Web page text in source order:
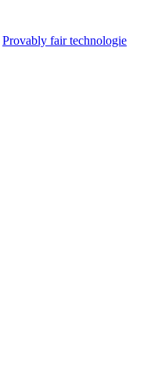
Provably fair technologie